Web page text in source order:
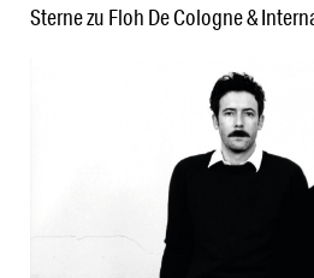
Sterne zu Floh De Cologne &